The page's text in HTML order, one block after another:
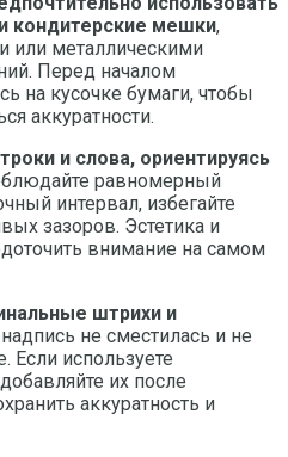
кондитерские мешки,
металлическими
Перед началом
на кусочке бумаги, чтобы
аккуратности.
и слова, ориентируясь
равномерный
интервал, избегайте
зазоров. Эстетика и
внимание на самом
штрихи и
не сместилась и не
Если используете
их после
аккуратность и